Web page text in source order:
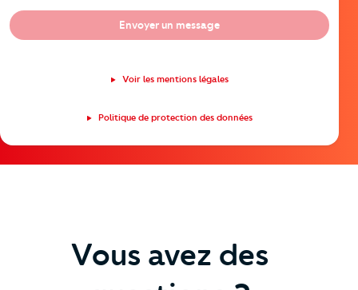
Envoyer un message
Voir les mentions légales
Politique de protection des données
Vous avez des